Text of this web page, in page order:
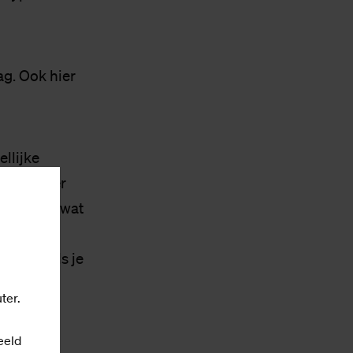
Ook hier
meer
iets wat
je
je als je
een
laat